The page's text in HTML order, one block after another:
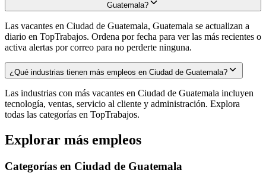
Guatemala?
Las vacantes en Ciudad de Guatemala, Guatemala se actualizan a
diario en TopTrabajos. Ordena por fecha para ver las más recientes o
activa alertas por correo para no perderte ninguna.
¿Qué industrias tienen más empleos en Ciudad de Guatemala?
Las industrias con más vacantes en Ciudad de Guatemala incluyen
tecnología, ventas, servicio al cliente y administración. Explora
todas las categorías en TopTrabajos.
Explorar más empleos
Categorías en Ciudad de Guatemala